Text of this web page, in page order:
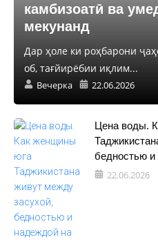
камбизоатӣ ва
мекунанд
Дар ҳоле ки роҳбарони
об, тағйирёбии иқлим...
Вечерка 22.06.2026
Цена воды.
бедностью
22.06.2026